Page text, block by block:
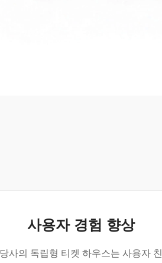
사용자 경험 향상
당사의 독립형 티켓 하우스는 사용자 친